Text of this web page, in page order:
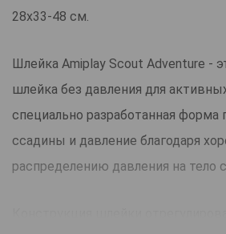
28х33-48 см.
Шлейка Amiplay Scout Adventure -
шлейка без давления для
специально разработанная форма
ссадины и давление благодаря
распределению давления на тело